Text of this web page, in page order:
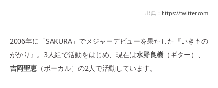
出典： https://twitter.com
2006年に「SAKURA」でメジャーデビューを果たした『いきもの
がかり』。3人組で活動をはじめ、現在は水野良樹 （ギター）、
吉岡聖恵 （ボーカル）の2人で活動しています。